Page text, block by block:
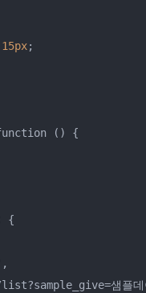
15px;
() {
{
샘플데